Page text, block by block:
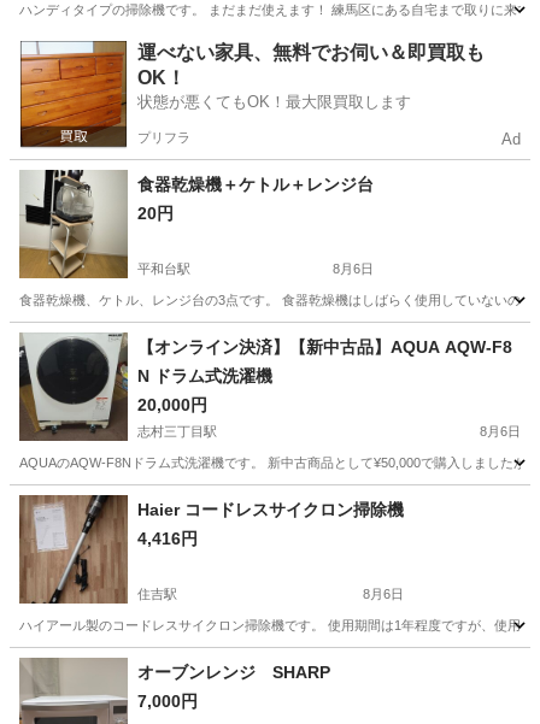
ハンディタイプの掃除機です。 まだまだ使えます！ 練馬区にある自宅まで取りに来
東京 練馬区 平和台駅 生活家電 無料
運べない家具、無料でお伺い＆即買取も
OK！
状態が悪くてもOK！最大限買取します
プリフラ Ad
食器乾燥機＋ケトル＋レンジ台
20円
平和台駅 8月6日
食器乾燥機、ケトル、レンジ台の3点です。 食器乾燥機はしばらく使用していないの
東京 練馬区 平和台駅 キッチン家電 食器乾燥機
【オンライン決済】【新中古品】AQUA AQW-F8
N ドラム式洗濯機
20,000円
志村三丁目駅 8月6日
AQUAのAQW-F8Nドラム式洗濯機です。 新中古商品として¥50,000で購入しました
東京 板橋区 志村三丁目駅 生活家電
Haier コードレスサイクロン掃除機
4,416円
住吉駅 8月6日
ハイアール製のコードレスサイクロン掃除機です。 使用期間は1年程度ですが、使用
東京 江東区 住吉駅 生活家電
オーブンレンジ SHARP
7,000円